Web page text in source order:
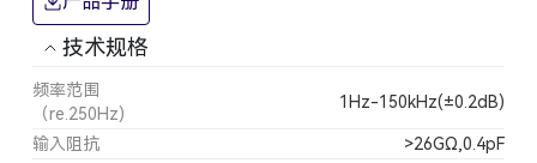
技术规格
频率范围
（re.250Hz)
1Hz-150kHz(±0.2dB)
输入阻抗
>26GΩ,0.4pF